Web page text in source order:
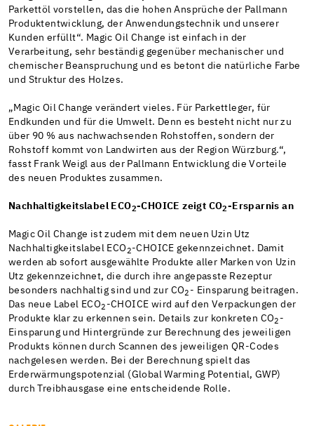
Parkettöl vorstellen, das die hohen Ansprüche der Pallmann
Produktentwicklung, der Anwendungstechnik und unserer
Kunden erfüllt“. Magic Oil Change ist einfach in der
Verarbeitung, sehr beständig gegenüber mechanischer und
chemischer Beanspruchung und es betont die natürliche Farbe
und Struktur des Holzes.
„Magic Oil Change verändert vieles. Für Parkettleger, für
Endkunden und für die Umwelt. Denn es besteht nicht nur zu
über 90 % aus nachwachsenden Rohstoffen, sondern der
Rohstoff kommt von Landwirten aus der Region Würzburg.“,
fasst Frank Weigl aus der Pallmann Entwicklung die Vorteile
des neuen Produktes zusammen.
Nachhaltigkeitslabel ECO2-CHOICE zeigt CO2 -Ersparnis an
Magic Oil Change ist zudem mit dem neuen Uzin Utz
Nachhaltigkeitslabel ECO 2 -CHOICE gekennzeichnet. Damit
werden ab sofort ausgewählte Produkte aller Marken von Uzin
Utz gekennzeichnet, die durch ihre angepasste Rezeptur
besonders nachhaltig sind und zur CO 2 - Einsparung beitragen.
Das neue Label ECO 2 -CHOICE wird auf den Verpackungen der
Produkte klar zu erkennen sein. Details zur konkreten CO 2 -
Einsparung und Hintergründe zur Berechnung des jeweiligen
Produkts können durch Scannen des jeweiligen QR-Codes
nachgelesen werden. Bei der Berechnung spielt das
Erderwärmungspotenzial (Global Warming Potential, GWP)
durch Treibhausgase eine entscheidende Rolle.